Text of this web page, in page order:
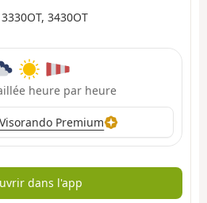
3430OT
heure par heure
Premium
dans l'app